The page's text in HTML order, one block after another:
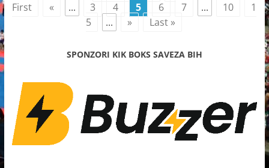
First
« ... 3 4 5 6 7 ... 10
1
5
... » Last »
SPONZORI KIK BOKS SAVEZA BIH